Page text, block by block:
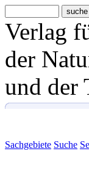
Verlag
der
und der
Sachgebiete Suche